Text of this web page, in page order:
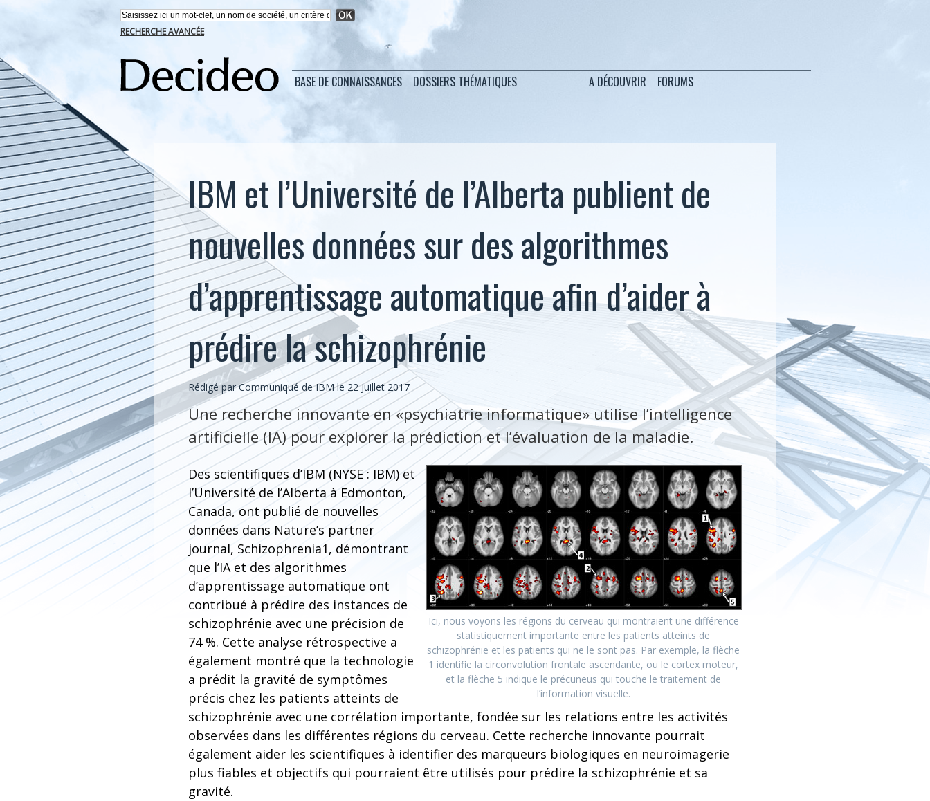
RECHERCHE AVANCÉE
BASE DE CONNAISSANCES DOSSIERS THÉMATIQUES A DÉCOUVRIR FORUMS
IBM et l’Université de l’Alberta publient de
nouvelles données sur des algorithmes
d’apprentissage automatique afin d’aider à
prédire la schizophrénie
Rédigé par Communiqué de IBM le 22 Juillet 2017
Une recherche innovante en «psychiatrie informatique» utilise l’intelligence
artificielle (IA) pour explorer la prédiction et l’évaluation de la maladie.
Ici, nous voyons les régions du cerveau qui montraient une différence
statistiquement importante entre les patients atteints de
schizophrénie et les patients qui ne le sont pas. Par exemple, la flèche
1 identifie la circonvolution frontale ascendante, ou le cortex moteur,
et la flèche 5 indique le précuneus qui touche le traitement de
l’information visuelle.
Des scientifiques d’IBM (NYSE : IBM) et
l’Université de l’Alberta à Edmonton,
Canada, ont publié de nouvelles
données dans Nature’s partner
journal, Schizophrenia1, démontrant
que l’IA et des algorithmes
d’apprentissage automatique ont
contribué à prédire des instances de
schizophrénie avec une précision de
74 %. Cette analyse rétrospective a
également montré que la technologie
a prédit la gravité de symptômes
précis chez les patients atteints de
schizophrénie avec une corrélation importante, fondée sur les relations entre les activités
observées dans les différentes régions du cerveau. Cette recherche innovante pourrait
également aider les scientifiques à identifier des marqueurs biologiques en neuroimagerie
plus fiables et objectifs qui pourraient être utilisés pour prédire la schizophrénie et sa
gravité.